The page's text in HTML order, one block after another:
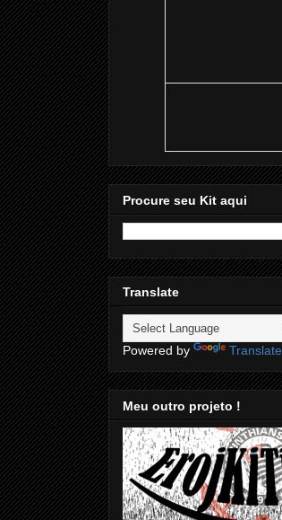
Procure seu Kit aqui
Translate
Powered by Translate
Meu outro projeto !